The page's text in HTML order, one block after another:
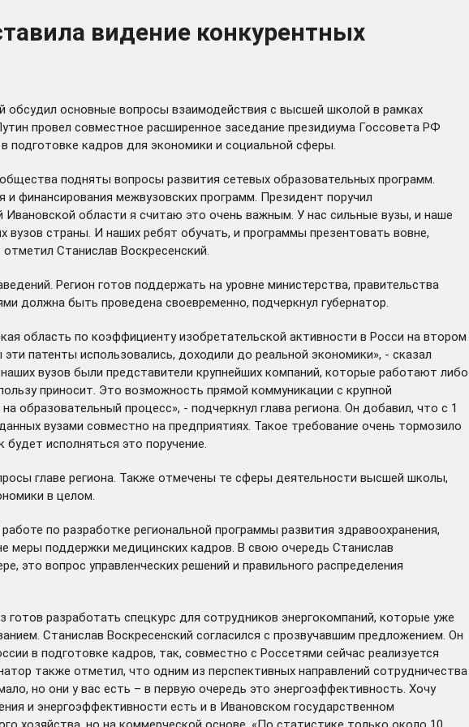
видение конкурентных
обсудил основные вопросы взаимодействия с высшей школой в рамках
провел совместное расширенное заседание президиума Госсовета РФ
подготовке кадров для экономики и социальной сферы.
подняты вопросы развития сетевых образовательных программ.
финансирования межвузовских программ. Президент поручил
области я считаю это очень важным. У нас сильные вузы, и наше
страны. И наших ребят обучать, и программы презентовать вовне,
Станислав Воскресенский.
Регион готов поддержать на уровне министерства, правительства
должна быть проведена своевременно, подчеркнул губернатор.
область по коэффициенту изобретательской активности в Росси на втором
патенты использовались, доходили до реальной экономики», - сказал
вузов были представители крупнейших компаний, которые работают либо
приносит. Это возможность прямой коммуникации с крупной
процесс», - подчеркнул глава региона. Он добавил, что с 1
вузами совместно на предприятиях. Такое требование очень тормозило
исполняться это поручение.
главе региона. Также отмечены те сферы деятельности высшей школы,
в целом.
по разработке региональной программы развития здравоохранения,
меры поддержки медицинских кадров. В свою очередь Станислав
это вопрос управленческих решений и правильного распределения
разработать спецкурс для сотрудников энергокомпаний, которые уже
Станислав Воскресенский согласился с прозвучавшим предложением. Он
в подготовке кадров, так, совместно с Россетями сейчас реализуется
также отметил, что одним из перспективных направлений сотрудничества
но они у вас есть – в первую очередь это энергоэффективность. Хочу
и энергоэффективности есть и в Ивановском государственном